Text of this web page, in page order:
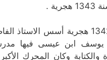
.
وفي سنة 1342 هجرية أسس
يوسف ابن عيسى فيها
والكتابة وكان المحرك